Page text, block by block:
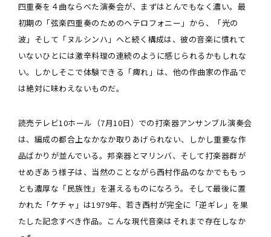
四重奏を４曲ならべた演奏会が、まずはとんでもなく濃い。最
初期の「弦楽四重奏のためのヘテロフォニー」から、「光の
波」そして「ヌルシンハ」へと続く構成は、彼の音楽に慣れて
いないひとには激辛料理の連続のように感じられるかもしれな
い。しかしそこで体験できる「痺れ」は、他の作曲家の作品で
は絶対に味わえないものだ。
読売テレビ10ホール（7月10日）での打楽器アンサンブル演奏会
は、編成の都合上なかなか取りあげられない、しかし重要な作
品ばかりが並んでいる。邦楽器とマリンバ、そして打楽器群が
せめぎあう様子は、当然のことながら西村作品のなかでももっ
とも濃厚な「民族性」を湛えるものになろう。そして最後に置
かれた「ケチャ」は1979年、若き西村が完全に「逆ギレ」を果
たした記念すべき作品。こんな現代音楽はそれまで存在しなか